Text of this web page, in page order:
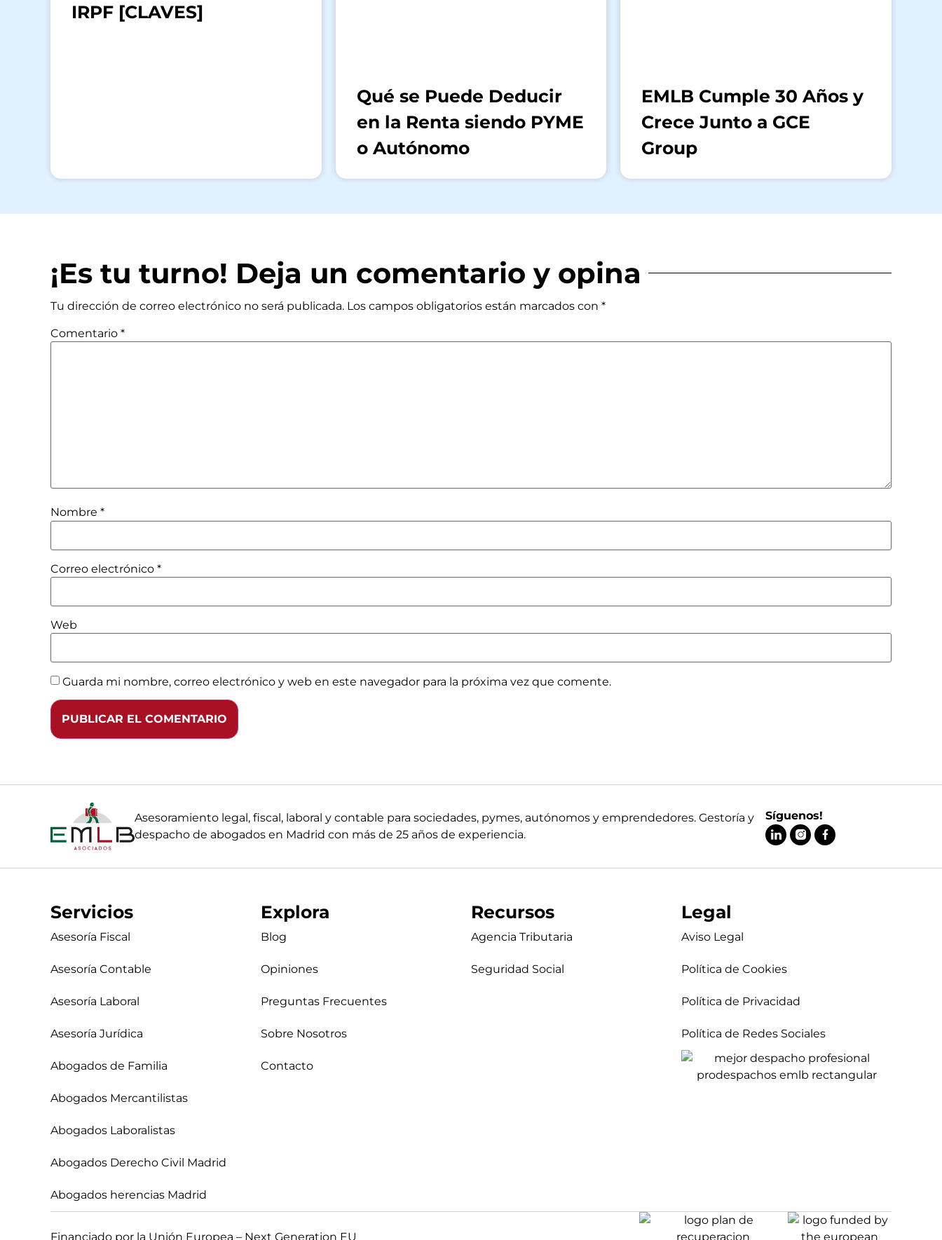
IRPF [CLAVES]
Qué se Puede Deducir
en la Renta siendo PYME
o Autónomo
EMLB Cumple 30 Años y
Crece Junto a GCE
Group
¡Es tu turno! Deja un comentario y opina
Tu dirección de correo electrónico no será publicada. Los campos obligatorios están marcados con *
Comentario *
Nombre *
Correo electrónico *
Web
Guarda mi nombre, correo electrónico y web en este navegador para la próxima vez que comente.
Asesoramiento legal, fiscal, laboral y contable para sociedades, pymes, autónomos y emprendedores. Gestoría y
despacho de abogados en Madrid con más de 25 años de experiencia.
Síguenos!
Servicios
Asesoría Fiscal
Asesoría Contable
Asesoría Laboral
Asesoría Jurídica
Abogados de Familia
Abogados Mercantilistas
Abogados Laboralistas
Abogados Derecho Civil Madrid
Abogados herencias Madrid
Explora
Blog
Opiniones
Preguntas Frecuentes
Sobre Nosotros
Contacto
Recursos
Agencia Tributaria
Seguridad Social
Legal
Aviso Legal
Política de Cookies
Política de Privacidad
Política de Redes Sociales
Financiado por la Unión Europea – Next Generation EU